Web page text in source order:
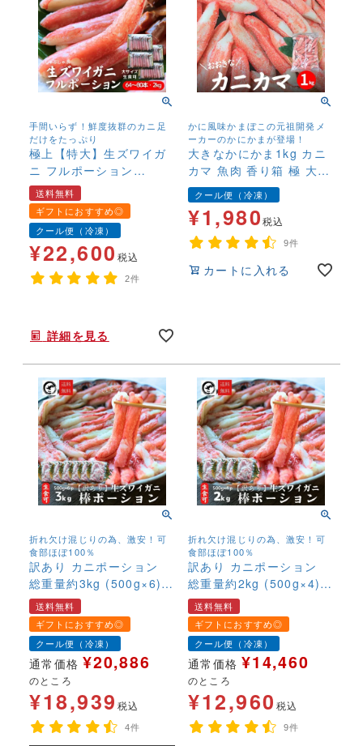
手間いらず！鮮度抜群のカニ足
だけをたっぷり
極上【特大】生ズワイガ
ニ フルポーション
2kg（64～80本） カニし
ゃぶ カニのお刺身 カニ
刺し 生食可 かにしゃぶ
蟹 むき身 送料無料
送料無料
ギフトにおすすめ◎
クール便（冷凍）
¥22,600 税込
2件
詳細を見る
かに風味かまぼこの元祖開発メ
ーカーのかにかまが登場！
大きなかにかま1kg カニ
カマ 魚肉 香り箱 極 大容
量 サラダ 生食用
クール便（冷凍）
¥1,980税込
9件
カートに入れる
折れ欠け混じりの為、激安！可
食部ほぼ100％
訳あり カニポーション
総重量約3kg (500g×6)
【折れ】 送料無料 生食
可 生ずわい蟹 折れ棒 ポ
ーション お取り寄せ お
刺身 丼
送料無料
ギフトにおすすめ◎
クール便（冷凍）
通常価格 ¥20,886
のところ
¥18,939 税込
4件
折れ欠け混じりの為、激安！可
食部ほぼ100％
訳あり カニポーション
総重量約2kg (500g×4)
【折れ】 送料無料 生食
可 生ずわい蟹 折れ棒 ポ
ーション お取り寄せ お
刺身 丼
送料無料
ギフトにおすすめ◎
クール便（冷凍）
通常価格 ¥14,460
のところ
¥12,960 税込
9件